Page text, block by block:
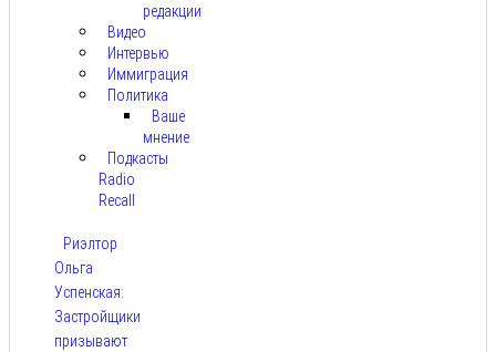
редакции
Видео
Интервью
Иммиграция
Политика
Ваше
мнение
Подкасты
Radio
Recall
Риэлтор
Ольга
Успенская:
Застройщики
призывают